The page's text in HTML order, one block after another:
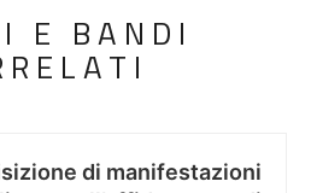
E BANDI
di manifestazioni